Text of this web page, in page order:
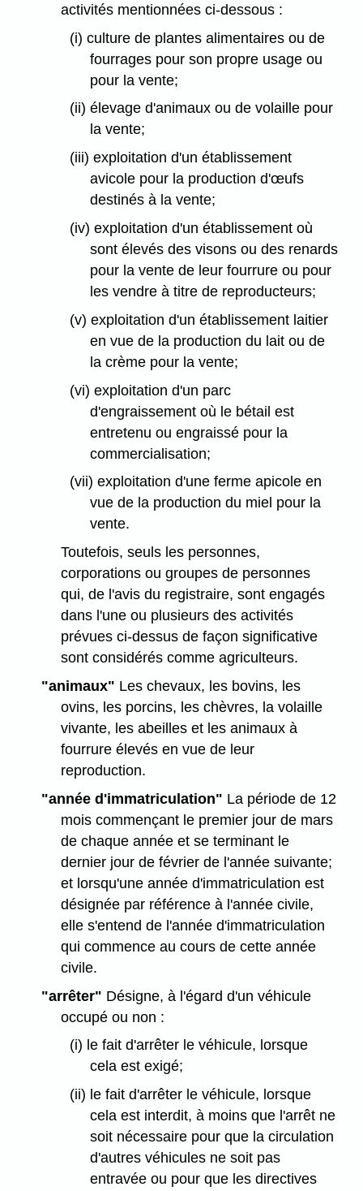
activités mentionnées ci-dessous :
(i) culture de plantes alimentaires ou de
fourrages pour son propre usage ou
pour la vente;
(ii) élevage d'animaux ou de volaille pour
la vente;
(iii) exploitation d'un établissement
avicole pour la production d'œufs
destinés à la vente;
(iv) exploitation d'un établissement où
sont élevés des visons ou des renards
pour la vente de leur fourrure ou pour
les vendre à titre de reproducteurs;
(v) exploitation d'un établissement laitier
en vue de la production du lait ou de
la crème pour la vente;
(vi) exploitation d'un parc
d'engraissement où le bétail est
entretenu ou engraissé pour la
commercialisation;
(vii) exploitation d'une ferme apicole en
vue de la production du miel pour la
vente.
Toutefois, seuls les personnes,
corporations ou groupes de personnes
qui, de l'avis du registraire, sont engagés
dans l'une ou plusieurs des activités
prévues ci-dessus de façon significative
sont considérés comme agriculteurs.
"animaux" Les chevaux, les bovins, les
ovins, les porcins, les chèvres, la volaille
vivante, les abeilles et les animaux à
fourrure élevés en vue de leur
reproduction.
"année d'immatriculation" La période de 12
mois commençant le premier jour de mars
de chaque année et se terminant le
dernier jour de février de l'année suivante;
et lorsqu'une année d'immatriculation est
désignée par référence à l'année civile,
elle s'entend de l'année d'immatriculation
qui commence au cours de cette année
civile.
"arrêter" Désigne, à l'égard d'un véhicule
occupé ou non :
(i) le fait d'arrêter le véhicule, lorsque
cela est exigé;
(ii) le fait d'arrêter le véhicule, lorsque
cela est interdit, à moins que l'arrêt ne
soit nécessaire pour que la circulation
d'autres véhicules ne soit pas
entravée ou pour que les directives